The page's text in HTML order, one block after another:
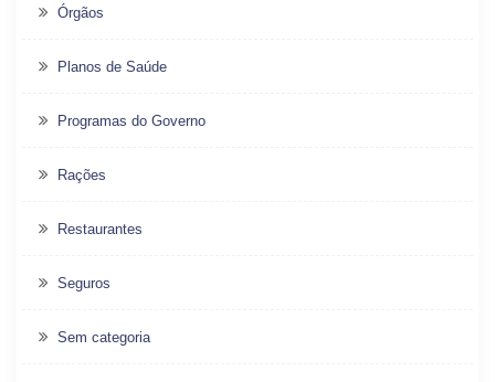
Órgãos
Planos de Saúde
Programas do Governo
Rações
Restaurantes
Seguros
Sem categoria